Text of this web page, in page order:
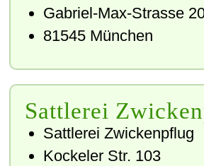
Gabriel-Max-Strasse
81545 München
Sattlerei
Sattlerei Zwickenpflug
Kockeler Str. 103